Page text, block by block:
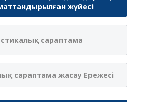
жүйесі
сараптама
сараптама жасау Ережесі